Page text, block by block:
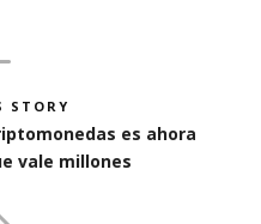
STORY
es ahora
vale millones